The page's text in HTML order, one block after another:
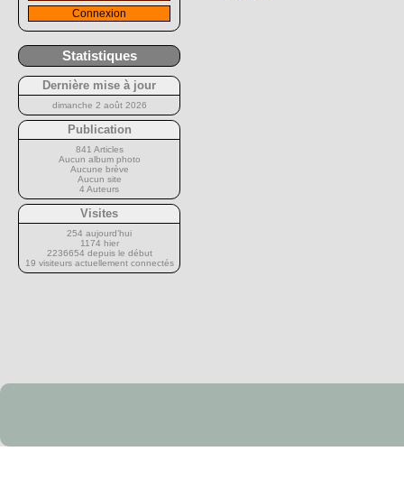
Connexion
Statistiques
Dernière mise à jour
dimanche 2 août 2026
Publication
841 Articles
Aucun album photo
Aucune brève
Aucun site
4 Auteurs
Visites
254 aujourd’hui
1174 hier
2236654 depuis le début
19 visiteurs actuellement connectés